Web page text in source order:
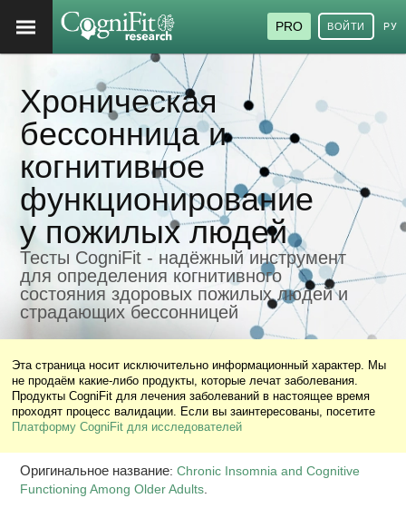
PRO ВОЙТИ
Хроническая
бессонница и
когнитивное
функционирование
у пожилых людей
Тесты CogniFit - надёжный инструмент
для определения когнитивного
состояния здоровых пожилых людей и
страдающих бессонницей
Эта страница носит исключительно информационный характер. Мы
не продаём какие-либо продукты, которые лечат заболевания.
Продукты CogniFit для лечения заболеваний в настоящее время
проходят процесс валидации. Если вы заинтересованы, посетите
Платформу CogniFit для исследователей
Оригинальное название:Chronic Insomnia and Cognitive
Functioning Among Older Adults